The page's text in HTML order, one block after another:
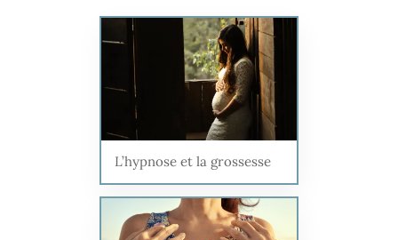
L’hypnose et la grossesse